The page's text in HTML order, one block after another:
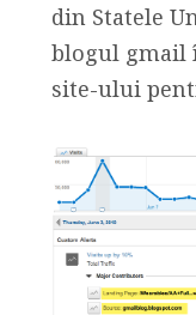
din Statele
blogul gmail
site-ului